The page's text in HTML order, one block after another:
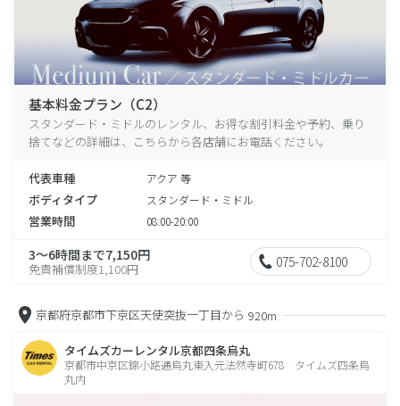
基本料金プラン（C2）
スタンダード・ミドルのレンタル、お得な割引料金や予約、乗り
捨てなどの詳細は、こちらから各店舗にお電話ください。
代表車種 アクア 等
ボディタイプ スタンダード・ミドル
営業時間 08:00-20:00
3～6時間まで7,150円
免責補償制度1,100円 075-702-8100
京都府京都市下京区天使突抜一丁目から 920m
タイムズカーレンタル京都四条烏丸
京都市中京区錦小路通烏丸東入元法然寺町678 タイムズ四条烏
丸内